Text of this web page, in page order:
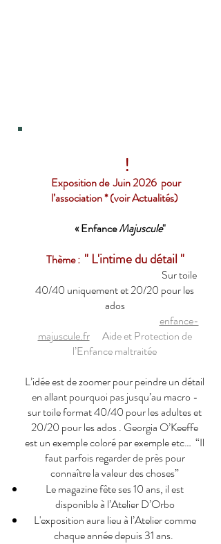
!
Exposition de Juin 2026 pour
l’association * (voir Actualités)
« EnfanceMajuscule"
Thème : " L'intime du détail "
Sur toile
40/40 uniquement et 20/20 pour les
ados
enfance-
majuscule.frAide et Protection de
l’Enfance maltraitée
L’idée est de zoomer pour peindre un détail
en allant pourquoi pas jusqu’au macro -
sur toile format 40/40 pour les adultes et
20/20 pour les ados . Georgia O’Keeffe
est un exemple coloré par exemple etc… “Il
faut parfois regarder de près pour
connaître la valeur des choses”
Le magazine fête ses 10 ans, il est
disponible à l’Atelier D’Orbo
L'exposition aura lieu à l’Atelier comme
chaque année depuis 31 ans. ​